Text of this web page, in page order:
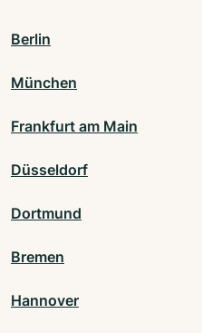
Berlin
München
Frankfurt am Main
Düsseldorf
Dortmund
Bremen
Hannover